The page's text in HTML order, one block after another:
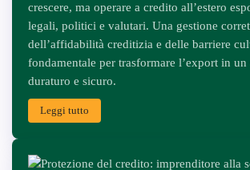
crescere, ma operare a credito all’estero
legali, politici e valutari. Una gestione
dell’affidabilità creditizia e delle barriere
fondamentale per trasformare l’export in un
duraturo e sicuro.
Leggi tutto